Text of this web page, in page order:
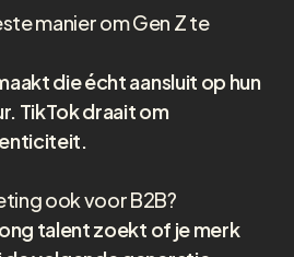
manier om Gen Z te
die écht aansluit op hun
TikTok draait om
ook voor B2B?
talent zoekt of je merk